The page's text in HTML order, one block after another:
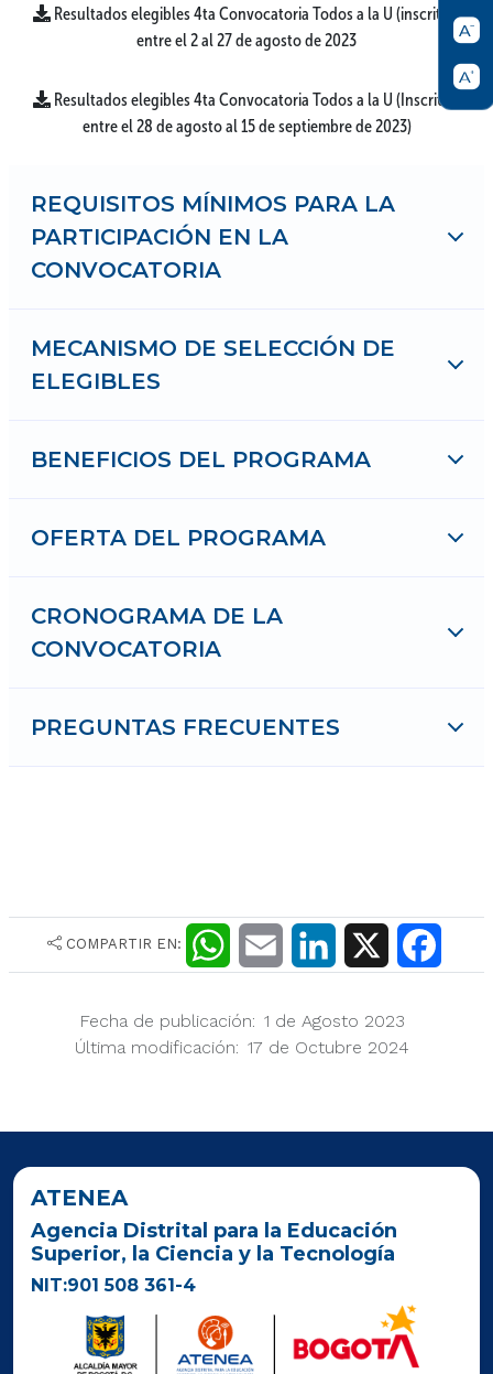
Resultados elegibles 4ta Convocatoria Todos a la U (inscritos
entre el 2 al 27 de agosto de 2023
Resultados elegibles 4ta Convocatoria Todos a la U (Inscritos
entre el 28 de agosto al 15 de septiembre de 2023)
REQUISITOS MÍNIMOS PARA LA
PARTICIPACIÓN EN LA
CONVOCATORIA
MECANISMO DE SELECCIÓN DE
ELEGIBLES
BENEFICIOS DEL PROGRAMA
OFERTA DEL PROGRAMA
CRONOGRAMA DE LA
CONVOCATORIA
PREGUNTAS FRECUENTES
COMPARTIR EN:
a
A
p
a n
d
n
o
Fecha de publicación
1 de Agosto 2023
Última modificación
17 de Octubre 2024
ATENEA
Agencia Distrital para la Educación
Superior, la Ciencia y la Tecnología
NIT:901 508 361-4